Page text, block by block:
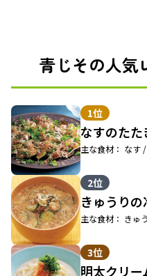
青じその人気
1位
なすのたた
主な食材： なす
2位
きゅうり
主な食材： きゅ
3位
明太クリー